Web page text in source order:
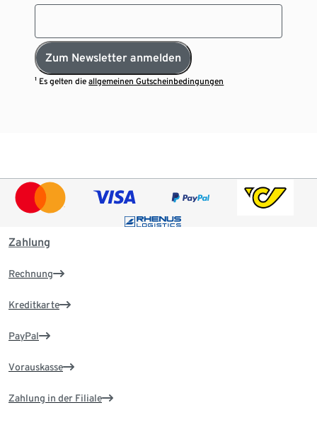
Zum Newsletter anmelden
¹ Es gelten dieallgemeinen Gutscheinbedingungen
Zahlung
Rechnung
Kreditkarte
PayPal
Vorauskasse
Zahlung in der Filiale